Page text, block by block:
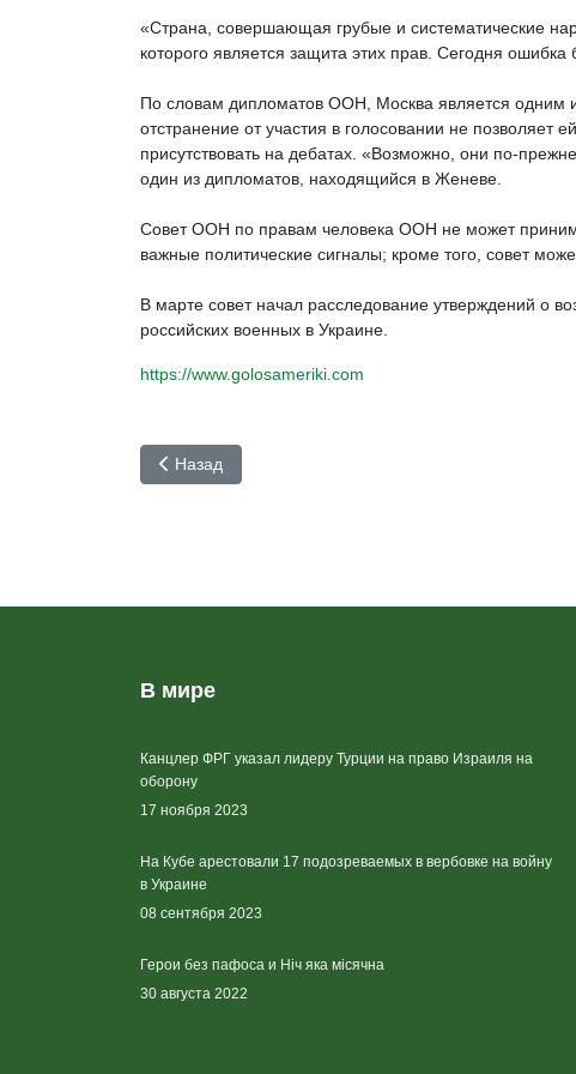
«Страна, совершающая грубые и систематические
которого является защита этих прав. Сегодня ошибка
По словам дипломатов ООН, Москва является одним
отстранение от участия в голосовании не позволяет
присутствовать на дебатах. «Возможно, они по-
один из дипломатов, находящийся в Женеве.
Совет ООН по правам человека ООН не может
важные политические сигналы; кроме того, совет
В марте совет начал расследование утверждений о
российских военных в Украине.
https://www.golosameriki.com
Предыдущий: Барак Обама – о Владимире Путине:
Назад
В мире
Канцлер ФРГ указал лидеру Турции на право Израиля на
оборону
17 ноября 2023
На Кубе арестовали 17 подозреваемых в вербовке на войну
в Украине
08 сентября 2023
Герои без пафоса и Ніч яка місячна
30 августа 2022